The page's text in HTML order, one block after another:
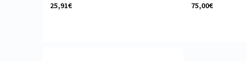
25,91€
75,00€